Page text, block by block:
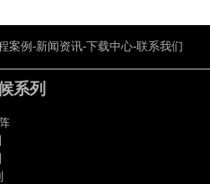
案例 -新闻资讯-下载中心-联系我们
系列